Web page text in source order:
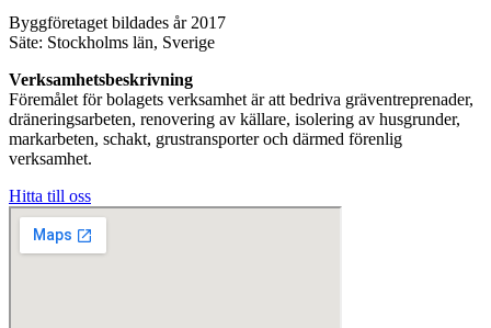
Byggföretaget bildades år 2017
Säte: Stockholms län, Sverige
Verksamhetsbeskrivning
Föremålet för bolagets verksamhet är att bedriva gräventreprenader,
dräneringsarbeten, renovering av källare, isolering av husgrunder,
markarbeten, schakt, grustransporter och därmed förenlig
verksamhet.
Hitta till oss